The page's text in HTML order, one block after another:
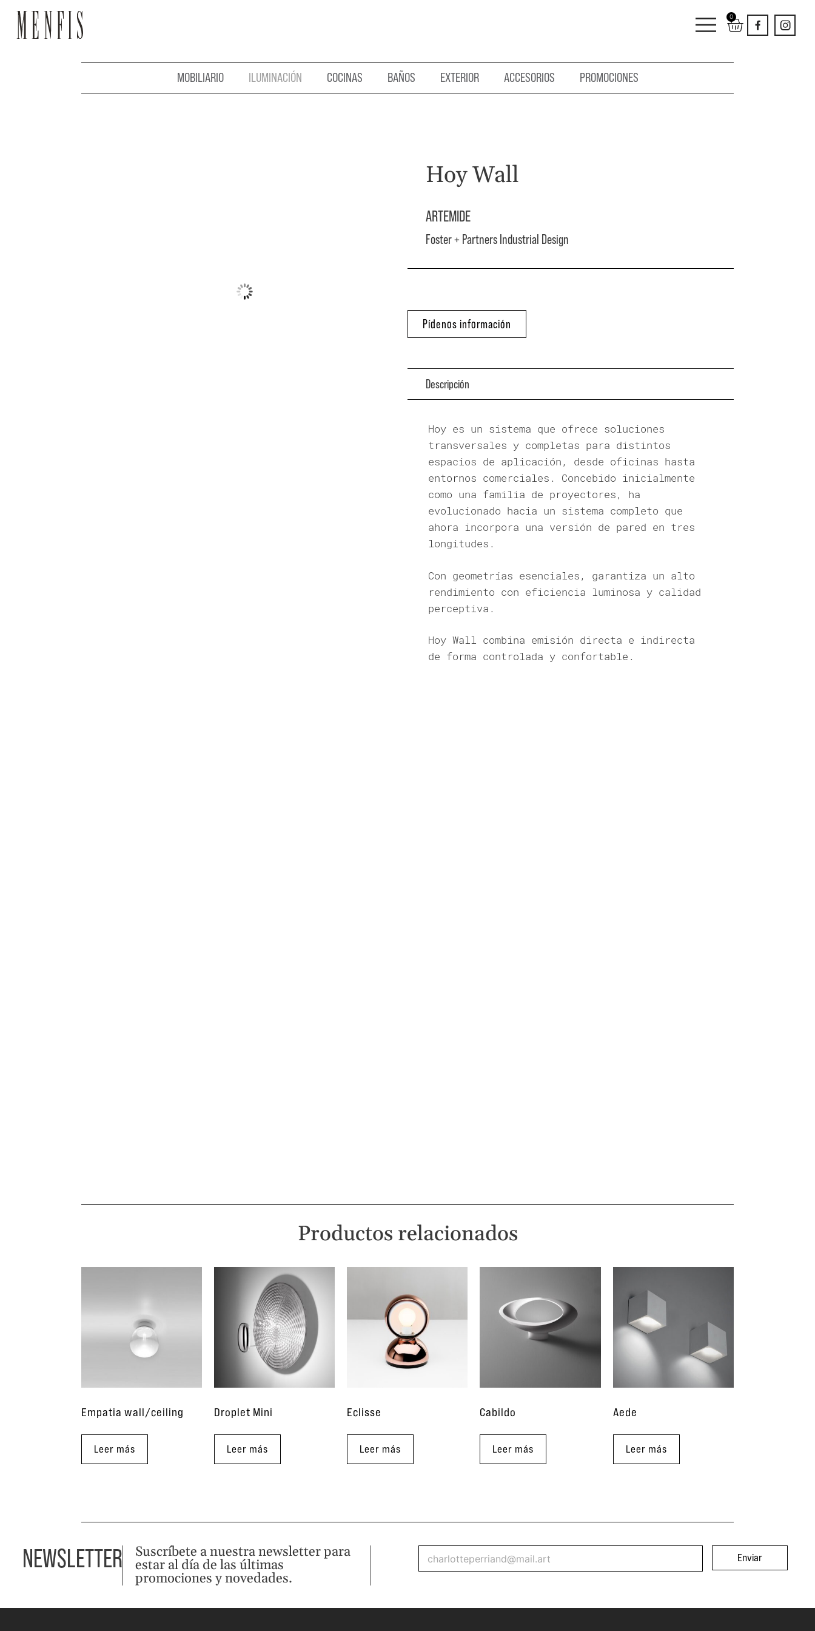
0
MOBILIARIO ILUMINACIÓN COCINAS BAÑOS EXTERIOR ACCESORIOS PROMOCIONES
Hoy Wall
ARTEMIDE
Foster + Partners Industrial Design
Pídenos información
Descripción
Hoy es un sistema que ofrece soluciones
transversales y completas para distintos
espacios de aplicación, desde oficinas hasta
entornos comerciales. Concebido inicialmente
como una familia de proyectores, ha
evolucionado hacia un sistema completo que
ahora incorpora una versión de pared en tres
longitudes.
Con geometrías esenciales, garantiza un alto
rendimiento con eficiencia luminosa y calidad
perceptiva.
Hoy Wall combina emisión directa e indirecta
de forma controlada y confortable.
Productos relacionados
Empatia wall/ceiling
Leer más
Droplet Mini
Leer más
Eclisse
Leer más
Cabildo
Leer más
Aede
Leer más
NEWSLETTER Suscríbete a nuestra newsletter para
estar al día de las últimas
promociones y novedades.
Enviar